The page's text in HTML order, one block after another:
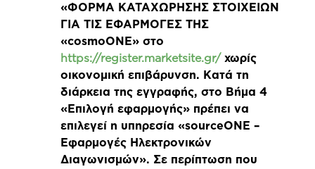
«ΦΟΡΜΑ ΚΑΤΑΧΩΡΗΣΗΣ ΣΤΟΙΧΕΙΩΝ
ΓΙΑ ΤΙΣ ΕΦΑΡΜΟΓΕΣ ΤΗΣ
«cosmoONE» στο
https://register.marketsite.gr/χωρίς
οικονομική επιβάρυνση. Κατά τη
διάρκεια της εγγραφής, στο Βήμα 4
«Επιλογή εφαρμογής» πρέπει να
επιλεγεί η υπηρεσία «sourceONE –
Εφαρμογές Ηλεκτρονικών
Διαγωνισμών». Σε περίπτωση που